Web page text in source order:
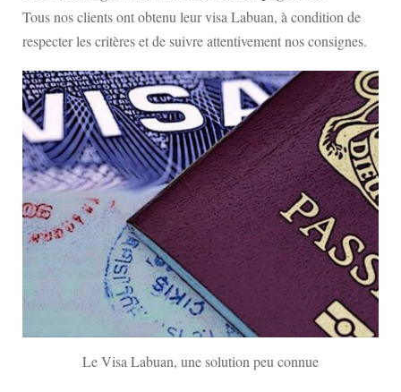
Tous nos clients ont obtenu leur visa Labuan, à condition de
respecter les critères et de suivre attentivement nos consignes.
Le Visa Labuan, une solution peu connue